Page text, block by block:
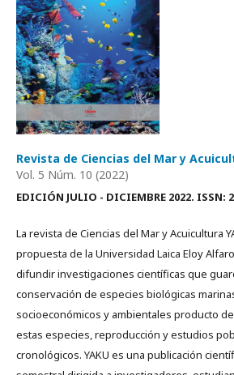
Revista de Ciencias del Mar y
Vol. 5 Núm. 10 (2022)
EDICIÓN JULIO - DICIEMBRE 2022. ISSN:
La revista de Ciencias del Mar y Acuicultura
propuesta de la Universidad Laica Eloy
difundir investigaciones científicas que
conservación de especies biológicas
socioeconómicos y ambientales producto
estas especies, reproducción y estudios
cronológicos. YAKU es una publicación